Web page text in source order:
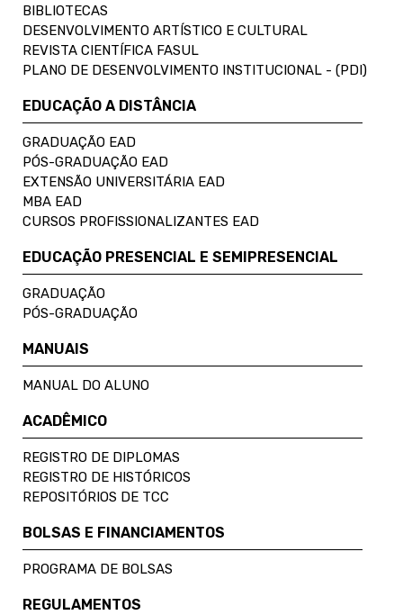
BIBLIOTECAS
DESENVOLVIMENTO ARTÍSTICO E CULTURAL
REVISTA CIENTÍFICA FASUL
PLANO DE DESENVOLVIMENTO INSTITUCIONAL - (PDI)
EDUCAÇÃO A DISTÂNCIA
GRADUAÇÃO EAD
PÓS-GRADUAÇÃO EAD
EXTENSÃO UNIVERSITÁRIA EAD
MBA EAD
CURSOS PROFISSIONALIZANTES EAD
EDUCAÇÃO PRESENCIAL E SEMIPRESENCIAL
GRADUAÇÃO
PÓS-GRADUAÇÃO
MANUAIS
MANUAL DO ALUNO
ACADÊMICO
REGISTRO DE DIPLOMAS
REGISTRO DE HISTÓRICOS
REPOSITÓRIOS DE TCC
BOLSAS E FINANCIAMENTOS
PROGRAMA DE BOLSAS
REGULAMENTOS